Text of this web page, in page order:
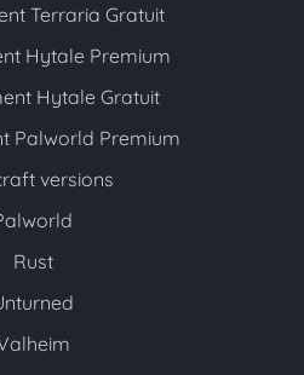
Terraria Gratuit
Hytale Premium
Hytale Gratuit
Palworld Premium
versions
Rust